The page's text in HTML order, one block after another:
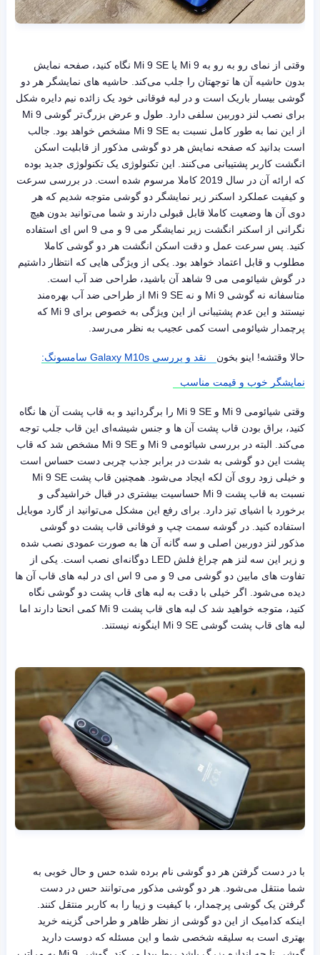
وقتی از نمای رو به رو به Mi 9 یا Mi 9 SE نگاه کنید، صفحه نمایش
بدون حاشیه آن ها توجهتان را جلب می‌کند. حاشیه های نمایشگر هر دو
گوشی بیسار باریک است و در لبه فوقانی خود یک زائده نیم دایره شکل
برای نصب لنز دوربین سلفی دارد. طول و عرض بزرگ‌تر گوشی Mi 9
از این نما به طور کامل نسبت به Mi 9 SE مشخص خواهد بود. جالب
است بدانید که صفحه نمایش هر دو گوشی مذکور از قابلیت اسکن
انگشت کاربر پشتیبانی می‌کنند. این تکنولوژی یک تکنولوژی جدید بوده
که ارائه آن در سال 2019 کاملا مرسوم شده است. در بررسی سرعت
و کیفیت عملکرد اسکنر زیر نمایشگر دو گوشی متوجه شدیم که هر
دوی آن ها وضعیت کاملا قابل قبولی دارند و شما می‌توانید بدون هیچ
نگرانی از اسکنر انگشت زیر نمایشگر می 9 و می 9 اس ای استفاده
کنید. پس سرعت عمل و دقت اسکن انگشت هر دو گوشی کاملا
مطلوب و قابل اعتماد خواهد بود. یکی از ویژگی هایی که انتظار داشتیم
در گوش شیائومی می 9 شاهد آن باشید، طراحی ضد آب است.
متاسفانه نه گوشی Mi 9 و نه Mi 9 SE از طراحی ضد آب بهره‌مند
نیستند و این عدم پشتیبانی از این ویژگی به خصوص برای Mi 9 که
پرچمدار شیائومی است کمی عجیب به نظر می‌رسد.
حالا وقتشه! اینو بخون نقد و بررسی Galaxy M10s سامسونگ:
نمایشگر خوب و قیمت مناسب
وقتی شیائومی Mi 9 و Mi 9 SE را برگردانید و به قاب پشت آن ها نگاه
کنید، براق بودن قاب پشت آن ها و جنس شیشه‌ای این قاب جلب توجه
می‌کند. البته در بررسی شیائومی Mi 9 و Mi 9 SE مشخص شد که قاب
پشت این دو گوشی به شدت در برابر جذب چربی دست حساس است
و خیلی زود روی آن لکه ایجاد می‌شود. همچنین قاب پشت Mi 9 SE
نسبت به قاب پشت Mi 9 حساسیت بیشتری در قبال خراشیدگی و
برخورد با اشیای تیز دارد. برای رفع این مشکل می‌توانید از گارد موبایل
استفاده کنید. در گوشه سمت چپ و فوقانی قاب پشت دو گوشی
مذکور لنز دوربین اصلی و سه گانه آن ها به صورت عمودی نصب شده
و زیر این سه لنز هم چراغ فلش LED دوگانه‌ای نصب است. یکی از
تفاوت های مابین دو گوشی می 9 و می 9 اس ای در لبه های قاب آن ها
دیده می‌شود. اگر خیلی با دقت به لبه های قاب پشت دو گوشی نگاه
کنید، متوجه خواهید شد ک لبه های قاب پشت Mi 9 کمی انحنا دارند اما
لبه های قاب پشت گوشی Mi 9 SE اینگونه نیستند.
با در دست گرفتن هر دو گوشی نام برده شده حس و حال خوبی به
شما منتقل می‌شود. هر دو گوشی مذکور می‌توانند حس در دست
گرفتن یک گوشی پرچمدار، با کیفیت و زیبا را به کاربر منتقل کنند.
اینکه کدامیک از این دو گوشی از نظر ظاهر و طراحی گزینه خرید
بهتری است به سلیقه شخصی شما و این مسئله که دوست دارید